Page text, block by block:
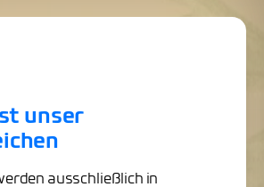
unser
ausschließlich in